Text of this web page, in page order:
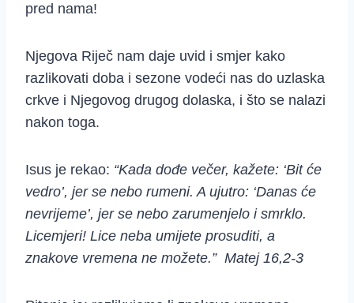
pred nama!
Njegova Riječ nam daje uvid i smjer kako
razlikovati doba i sezone vodeći nas do uzlaska
crkve i Njegovog drugog dolaska, i što se nalazi
nakon toga.
Isus je rekao: “Kada dođe večer, kažete: ‘Bit će
vedro’, jer se nebo rumeni. A ujutro: ‘Danas će
nevrijeme’, jer se nebo zarumenjelo i smrklo.
Licemjeri! Lice neba umijete prosuditi, a
znakove vremena ne možete.” Matej 16,2-3